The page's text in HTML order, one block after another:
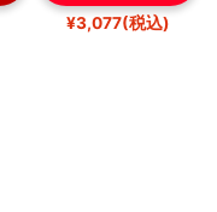
¥3,077(税込)